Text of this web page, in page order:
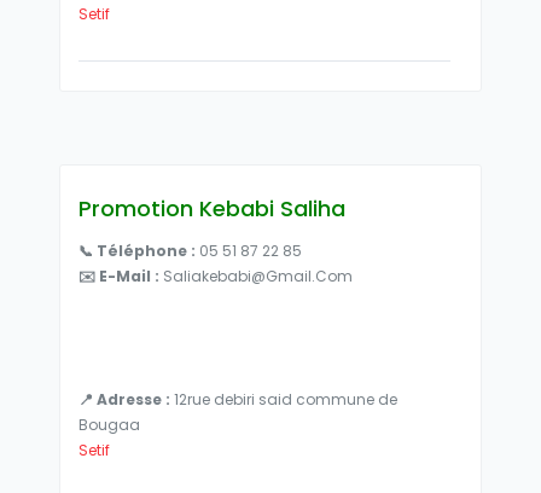
Setif
Promotion Kebabi Saliha
📞 Téléphone : 05 51 87 22 85
✉️ E-Mail : Saliakebabi@gmail.com
📍 Adresse : 12rue debiri said commune de
Bougaa
Setif